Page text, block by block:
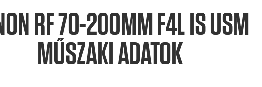
RF 70-200MM F4L IS USM
MŰSZAKI ADATOK